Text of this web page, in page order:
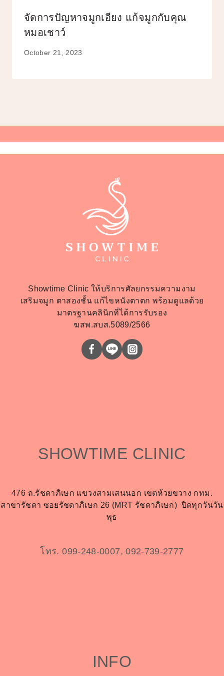
จัดการปัญหาจมูกเอียง แก้จมูกกับคุณ
หมอเชาว์
October 21, 2023
Showtime Clinic ให้บริการศัลยกรรมความงาม
เสริมจมูก ตาสองชั้น แก้ไขหนังตาตก พร้อมดูแลด้วย
มาตรฐานคลินิกที่ได้การรับรอง
ฆสพ.สบส.5089/2566
SHOWTIME CLINIC
476 ถ.รัชดาภิเษก แขวงสามเสนนอก เขตห้วยขวาง กทม.
สาขารัชดา ซอยรัชดาภิเษก 26 (MRT รัชดาภิเษก) ปิดทุกวันวัน
พุธ
โทร. 099-248-0007, 092-739-2777
INFO